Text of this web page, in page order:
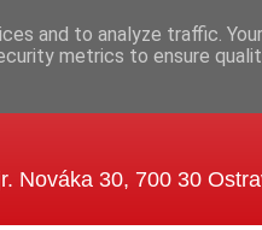
Emílie
Nováka 30, 700 30
and to analyze traffic.
metrics to ensure